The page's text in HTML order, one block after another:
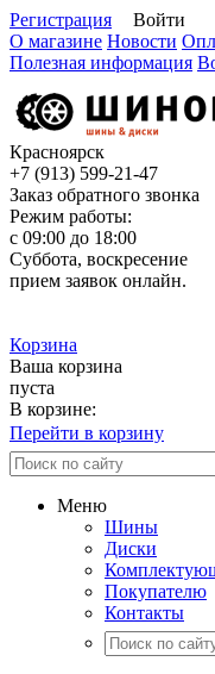
Регистрация
Войти
О магазине Новости
Полезная информация
Красноярск
+7 (913) 599-21-47
Заказ обратного звонка
Режим работы:
с 09:00 до 18:00
Суббота, воскресение
прием заявок онлайн.
Корзина
Ваша корзина
пуста
В корзине:
Перейти в корзину
Меню
Шины
Диски
Покупателю
Контакты